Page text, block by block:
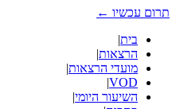
תרום עכשיו ←
בית|
הרצאות|
מועדי הרצאות|
VOD
|
השיעור היומי|